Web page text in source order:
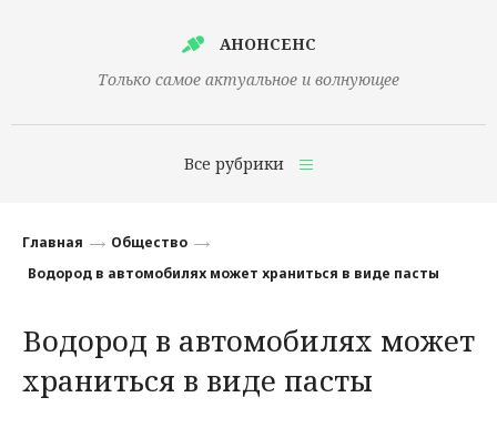
АНОНСЕНС
Только самое актуальное и волнующее
Все рубрики
Финансы
Наука
Культура
Главная
Общество
Водород в автомобилях может храниться в виде пасты
Водород в автомобилях может
храниться в виде пасты